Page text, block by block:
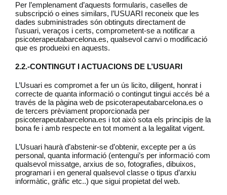
Per l’emplenament d’aquests formularis, caselles de
subscripció o eines similars, l’USUARI reconeix que les
dades subministrades són obtinguts directament de
l’usuari, veraços i certs, comprometent-se a notificar a
psicoterapeutabarcelona.es, qualsevol canvi o modificació
que es produeixi en aquests.
2.2.-CONTINGUT I ACTUACIONS DE L’USUARI
L’Usuari es compromet a fer un ús licito, diligent, honrat i
correcte de quanta informació o contingut tingui accés bé a
través de la pàgina web de psicoterapeutabarcelona.es o
de tercers prèviament proporcionada per
psicoterapeutabarcelona.es i tot això sota els principis de la
bona fe i amb respecte en tot moment a la legalitat vigent.
L’Usuari haurà d’abstenir-se d’obtenir, excepte per a ús
personal, quanta informació (entengui’s per informació com
qualsevol missatge, arxius de so, fotografies, dibuixos,
programari i en general qualsevol classe o tipus d’arxiu
informàtic, gràfic etc..) que sigui propietat del web.